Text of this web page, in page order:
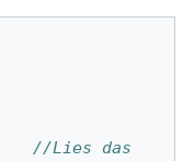
//Lies das